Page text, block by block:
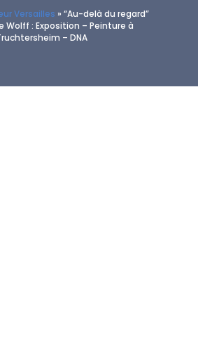
Versailles » “Au-delà du regard”
Wolff : Exposition – Peinture à
– DNA